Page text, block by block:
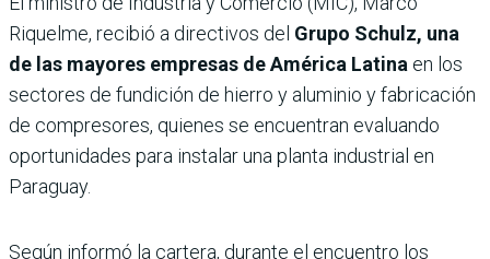
Riquelme, recibió a directivos del Grupo Schulz, una
de las mayores empresas de América Latina en los
sectores de fundición de hierro y aluminio y fabricación
de compresores, quienes se encuentran evaluando
oportunidades para instalar una planta industrial en
Paraguay.
Según informó la cartera, durante el encuentro los